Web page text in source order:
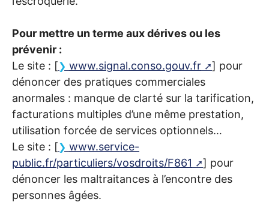
Pour mettre un terme aux dérives ou les
prévenir :
Le site : [
www.signal.conso.gouv.fr
] pour
dénoncer des pratiques commerciales
anormales : manque de clarté sur la tarification,
facturations multiples d’une même prestation,
utilisation forcée de services optionnels…
Le site : [
www.service-
public.fr/particuliers/vosdroits/F861
] pour
dénoncer les maltraitances à l’encontre des
personnes âgées.